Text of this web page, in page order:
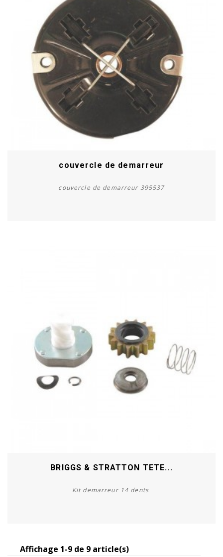
couvercle de demarreur
couvercle de demarreur 395537
Acheter
BRIGGS & STRATTON TETE...
Kit demarreur 14 dents
Affichage 1-9 de 9 article(s)